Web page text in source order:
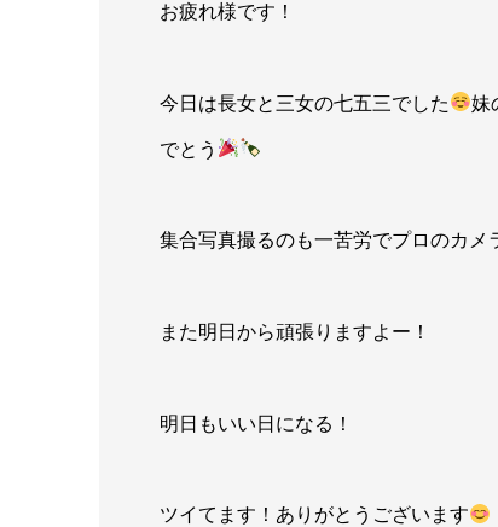
お疲れ様です！
今日は長女と三女の七五三でした 妹
でとう
集合写真撮るのも一苦労でプロのカメ
また明日から頑張りますよー！
明日もいい日になる！
ツイてます！ありがとうございます